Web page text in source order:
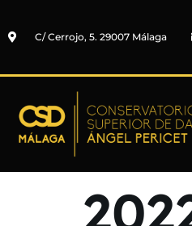
C/ Cerrojo, 5. 29007 Málaga